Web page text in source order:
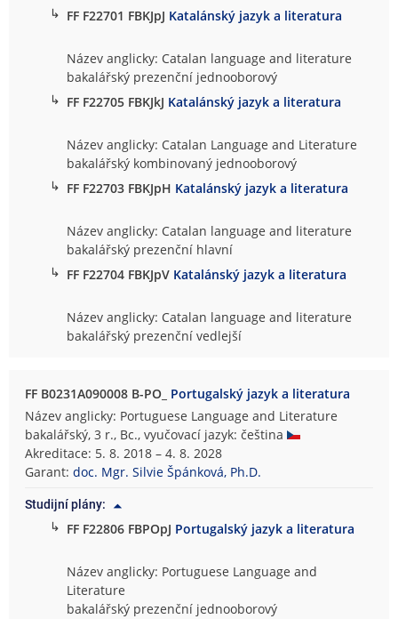
↳ FF F22701 FBKJpJ Katalánský jazyk a literatura
Název anglicky: Catalan language and literature
bakalářský prezenční jednooborový
↳ FF F22705 FBKJkJ Katalánský jazyk a literatura
Název anglicky: Catalan Language and Literature
bakalářský kombinovaný jednooborový
↳ FF F22703 FBKJpH Katalánský jazyk a literatura
Název anglicky: Catalan language and literature
bakalářský prezenční hlavní
↳ FF F22704 FBKJpV Katalánský jazyk a literatura
Název anglicky: Catalan language and literature
bakalářský prezenční vedlejší
FF B0231A090008 B-PO_ Portugalský jazyk a literatura
Název anglicky: Portuguese Language and Literature
bakalářský, 3 r., Bc., vyučovací jazyk: čeština
Akreditace: 5. 8. 2018 – 4. 8. 2028
Garant:doc. Mgr. Silvie Špánková, Ph.D.
Studijní plány:
↳ FF F22806 FBPOpJ Portugalský jazyk a literatura
Název anglicky: Portuguese Language and
Literature
bakalářský prezenční jednooborový